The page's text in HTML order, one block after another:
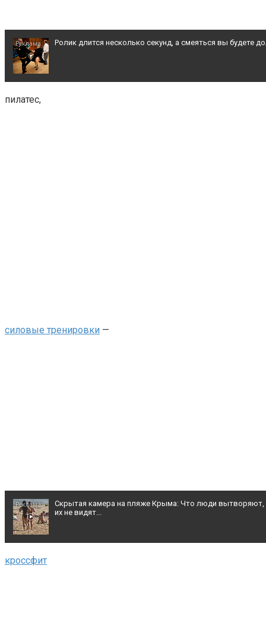
пилатес,
силовые тренировки —
кроссфит
Ролик длится несколько секунд, а смеяться вы будете
Скрытая камера на пляже Крыма: Что люди вытворяют,
их не видят...